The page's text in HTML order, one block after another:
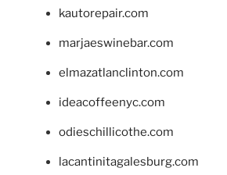
kautorepair.com
marjaeswinebar.com
elmazatlanclinton.com
ideacoffeenyc.com
odieschillicothe.com
lacantinitagalesburg.com